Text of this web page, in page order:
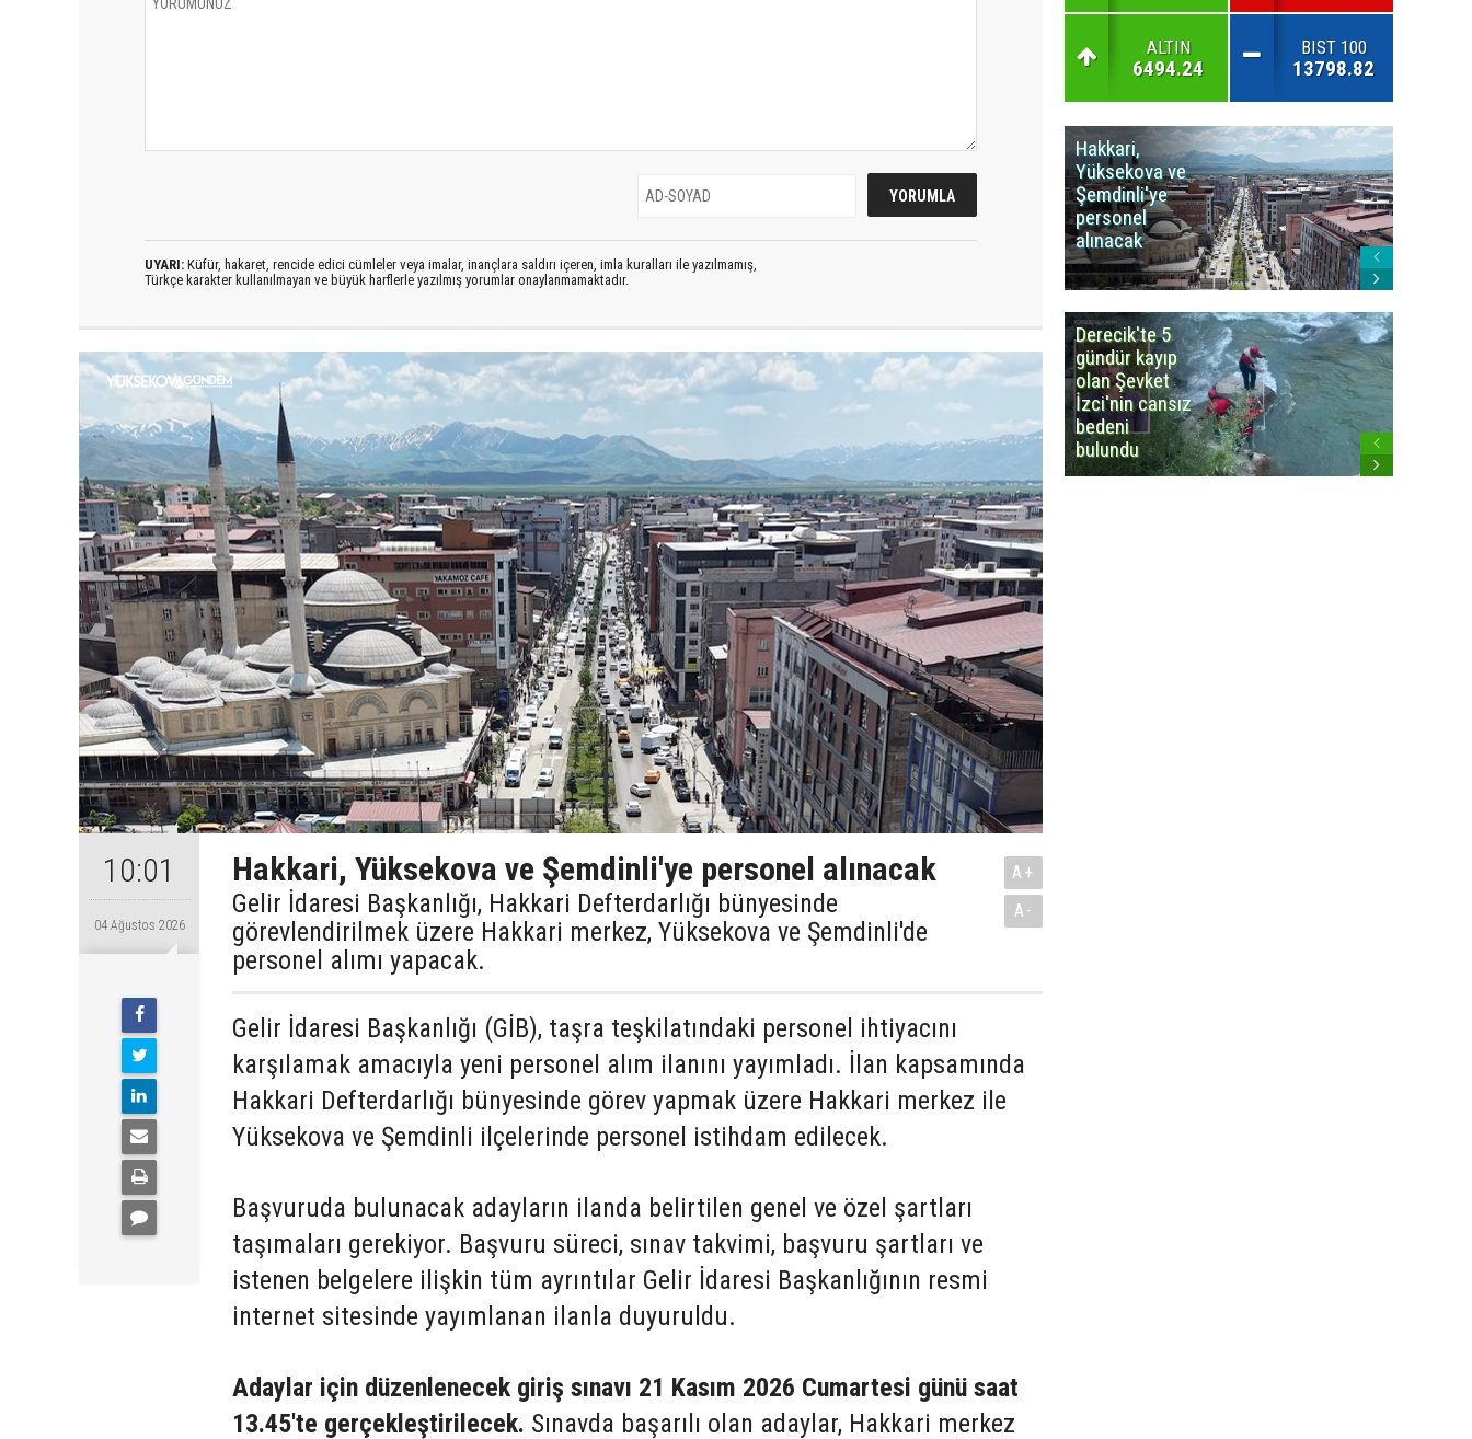
UYARI: Küfür, hakaret, rencide edici cümleler veya imalar, inançlara saldırı içeren, imla kuralları ile yazılmamış,
Türkçe karakter kullanılmayan ve büyük harflerle yazılmış yorumlar onaylanmamaktadır.
10:01
04 Ağustos 2026
Hakkari, Yüksekova ve Şemdinli'ye personel alınacak
Gelir İdaresi Başkanlığı, Hakkari Defterdarlığı bünyesinde
görevlendirilmek üzere Hakkari merkez, Yüksekova ve Şemdinli'de
personel alımı yapacak.
A+
A-
Gelir İdaresi Başkanlığı (GİB), taşra teşkilatındaki personel ihtiyacını
karşılamak amacıyla yeni personel alım ilanını yayımladı. İlan kapsamında
Hakkari Defterdarlığı bünyesinde görev yapmak üzere Hakkari merkez ile
Yüksekova ve Şemdinli ilçelerinde personel istihdam edilecek.
Başvuruda bulunacak adayların ilanda belirtilen genel ve özel şartları
taşımaları gerekiyor. Başvuru süreci, sınav takvimi, başvuru şartları ve
istenen belgelere ilişkin tüm ayrıntılar Gelir İdaresi Başkanlığının resmi
internet sitesinde yayımlanan ilanla duyuruldu.
Adaylar için düzenlenecek giriş sınavı 21 Kasım 2026 Cumartesi günü saat
13.45'te gerçekleştirilecek. Sınavda başarılı olan adaylar, Hakkari merkez
ALTIN
6494.24
BIST 100
13798.82
Hakkari,
Yüksekova ve
Şemdinli'ye
personel
alınacak
Derecik'te 5
gündür kayıp
olan Şevket
İzci'nin cansız
bedeni
bulundu